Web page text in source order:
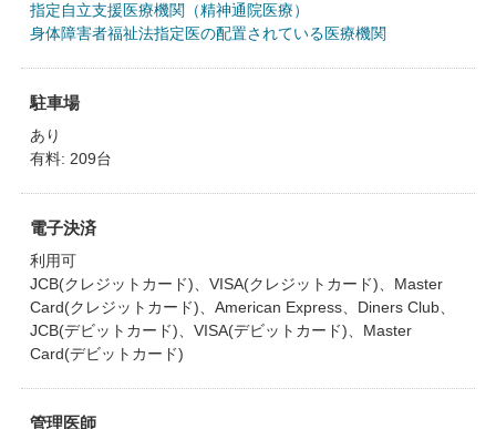
指定自立支援医療機関（精神通院医療）
身体障害者福祉法指定医の配置されている医療機関
駐車場
あり
有料: 209台
電子決済
利用可
JCB(クレジットカード)、VISA(クレジットカード)、Master
Card(クレジットカード)、American Express、Diners Club、
JCB(デビットカード)、VISA(デビットカード)、Master
Card(デビットカード)
管理医師